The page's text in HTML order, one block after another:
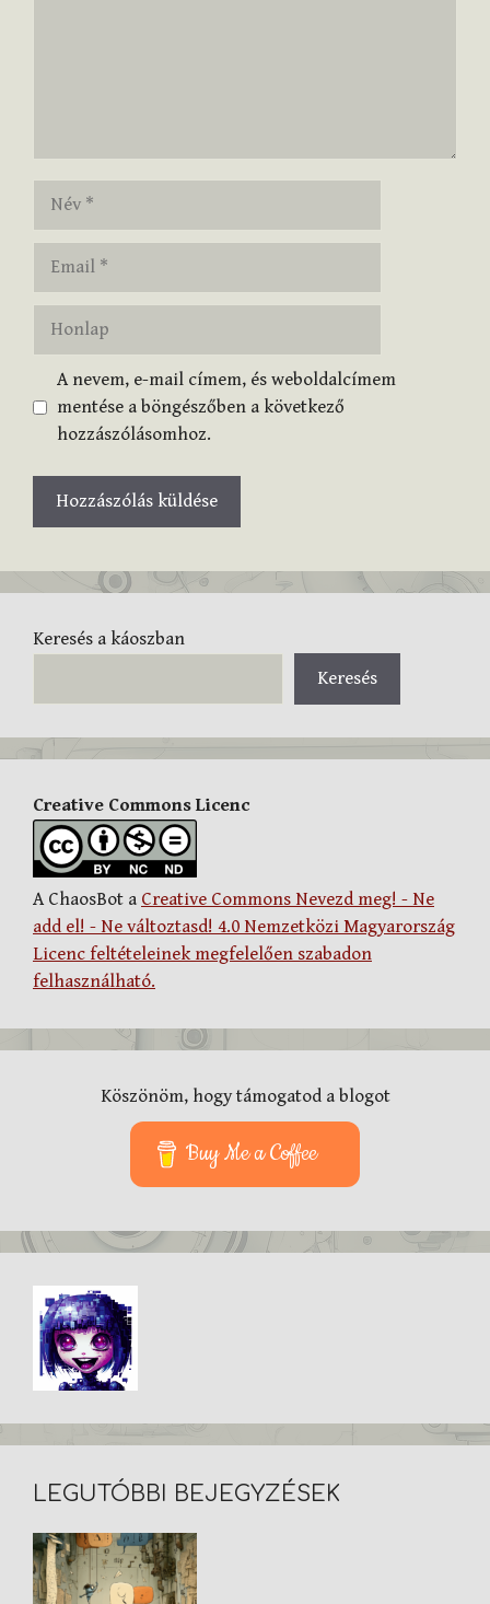
Honlap
A nevem, e-mail címem, és weboldalcímem
mentése a böngészőben a következő
hozzászólásomhoz.
Keresés a káoszban
Keresés
Creative Commons Licenc
A ChaosBot a Creative Commons Nevezd meg! - Ne
add el! - Ne változtasd! 4.0 Nemzetközi Magyarország
Licenc feltételeinek megfelelően szabadon
felhasználható.
Köszönöm, hogy támogatod a blogot
Buy Me a Coffee
LEGUTÓBBI BEJEGYZÉSEK